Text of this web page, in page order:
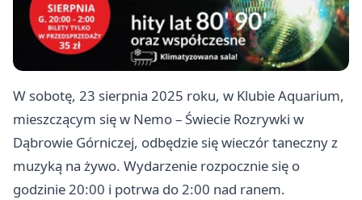
W sobotę, 23 sierpnia 2025 roku, w Klubie Aquarium,
mieszczącym się w Nemo – Świecie Rozrywki w
Dąbrowie Górniczej, odbędzie się wieczór taneczny z
muzyką na żywo. Wydarzenie rozpocznie się o
godzinie 20:00 i potrwa do 2:00 nad ranem.